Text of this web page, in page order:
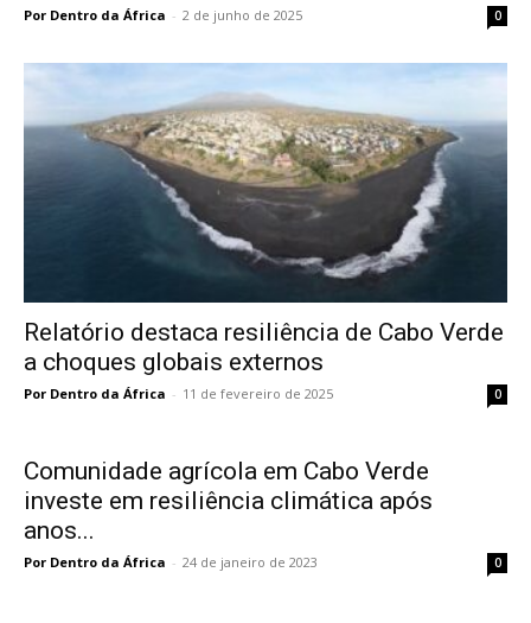
Por Dentro da África - 2 de junho de 2025 0
Relatório destaca resiliência de Cabo Verde
a choques globais externos
Por Dentro da África - 11 de fevereiro de 2025 0
Comunidade agrícola em Cabo Verde
investe em resiliência climática após
anos...
Por Dentro da África - 24 de janeiro de 2023 0